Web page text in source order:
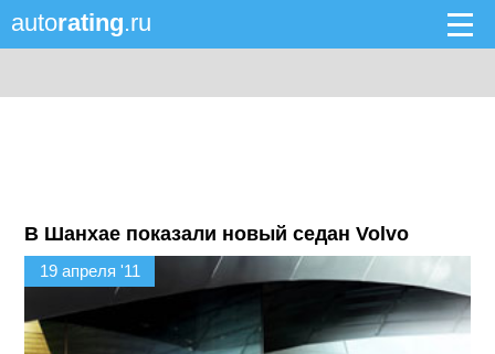
autorating.ru
В Шанхае показали новый седан Volvo
19 апреля '11